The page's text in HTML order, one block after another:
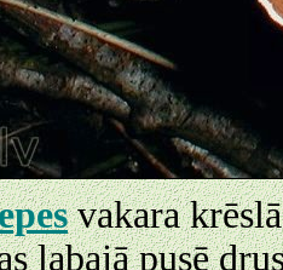
vakara
labajā pusē